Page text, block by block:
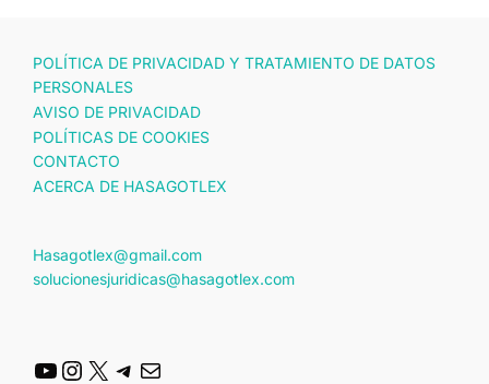
POLÍTICA DE PRIVACIDAD Y TRATAMIENTO DE DATOS
PERSONALES
AVISO DE PRIVACIDAD
POLÍTICAS DE COOKIES
CONTACTO
ACERCA DE HASAGOTLEX
Hasagotlex@gmail.com
solucionesjuridicas@hasagotlex.com
YouTube
Instagram
X Telegram
Correo electrónico